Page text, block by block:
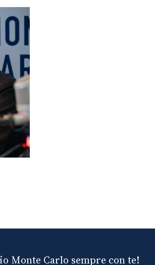
Monte Carlo sempre con te!